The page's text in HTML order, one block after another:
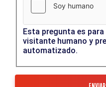
Esta pregunta es
visitante humano y
automatizado.